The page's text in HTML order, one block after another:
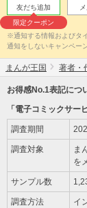
友だち追加
限定クーポン
※通知する情報およびタ
通知をしないキャンペー
まんが王国 著者・
お得感No.1表記につ
「電子コミックサー
調査期間
調査対象
ま
を
サンプル数
調査方法 イ